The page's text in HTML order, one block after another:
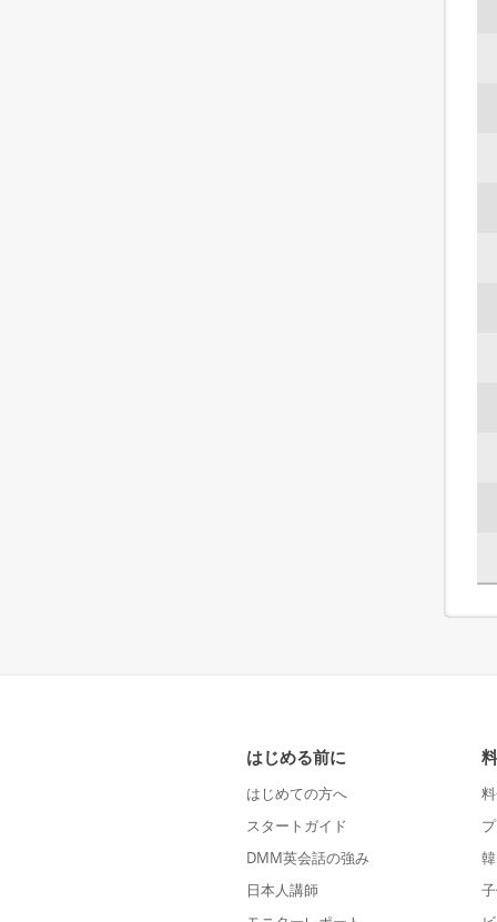
はじめる前に
はじめての方へ
スタートガイド
DMM英会話の強み
日本人講師